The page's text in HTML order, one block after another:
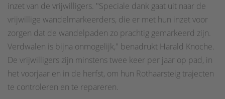
inzet van de vrijwilligers. "Speciale dank gaat uit naar de
vrijwillige wandelmarkeerders, die er met hun inzet voor
zorgen dat de wandelpaden zo prachtig gemarkeerd zijn.
Verdwalen is bijna onmogelijk," benadrukt Harald Knoche.
De vrijwilligers zijn minstens twee keer per jaar op pad, in
het voorjaar en in de herfst, om hun Rothaarsteig trajecten
te controleren en te repareren.